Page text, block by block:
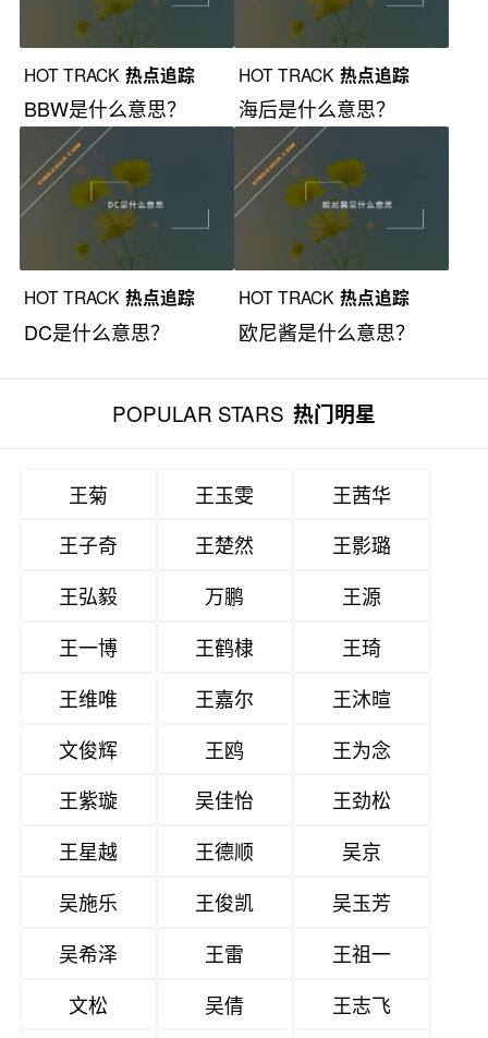
HOT TRACK 热点追踪
BBW是什么意思？
HOT TRACK 热点追踪
海后是什么意思？
HOT TRACK 热点追踪
DC是什么意思？
HOT TRACK 热点追踪
欧尼酱是什么意思？
POPULAR STARS 热门明星
王菊 王玉雯
王茜华
王子奇
王楚然
王影璐
王弘毅
万鹏
王源
王一博
王鹤棣
王琦
王维唯
王嘉尔
王沐暄
文俊辉
王鸥
王为念
王紫璇
吴佳怡
王劲松
王星越
王德顺
吴京
吴施乐
王俊凯
吴玉芳
吴希泽
王雷
王祖一
文松
吴倩 王志飞